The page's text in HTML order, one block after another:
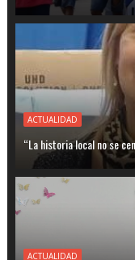
ACTUALIDAD
“La historia local no se
ACTUALIDAD